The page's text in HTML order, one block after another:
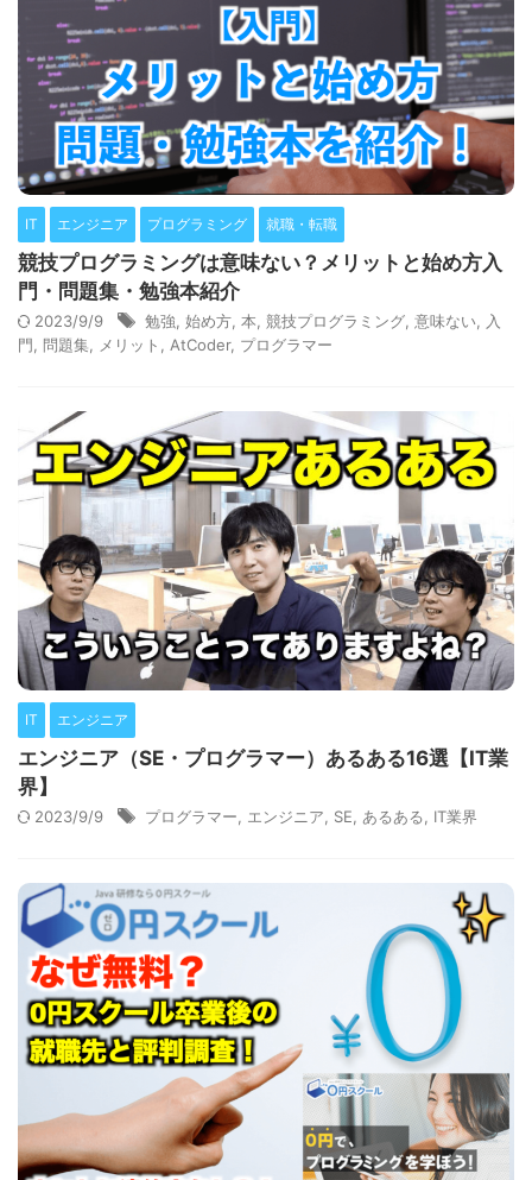
IT エンジニア プログラミング 就職・転職
競技プログラミングは意味ない？メリットと始め方入
門・問題集・勉強本紹介
2023/9/9 勉強, 始め方, 本, 競技プログラミング, 意味ない, 入
門, 問題集, メリット , AtCoder, プログラマー
IT エンジニア
エンジニア（SE・プログラマー）あるある16選【IT業
界】
2023/9/9 プログラマー エンジニア SE あるある IT業界